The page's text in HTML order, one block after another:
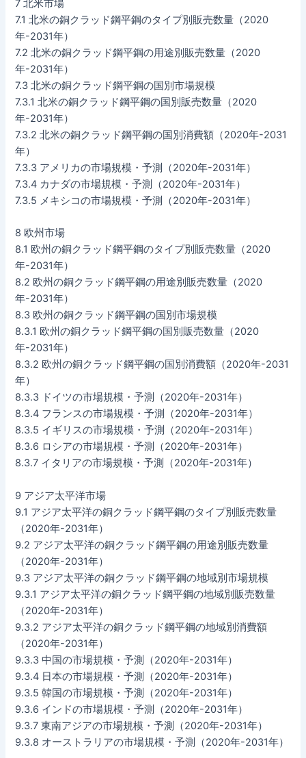
7 北米市場
7.1 北米の銅クラッド鋼平鋼のタイプ別販売数量（2020
年-2031年）
7.2 北米の銅クラッド鋼平鋼の用途別販売数量（2020
年-2031年）
7.3 北米の銅クラッド鋼平鋼の国別市場規模
7.3.1 北米の銅クラッド鋼平鋼の国別販売数量（2020
年-2031年）
7.3.2 北米の銅クラッド鋼平鋼の国別消費額（2020年-2031
年）
7.3.3 アメリカの市場規模・予測（2020年-2031年）
7.3.4 カナダの市場規模・予測（2020年-2031年）
7.3.5 メキシコの市場規模・予測（2020年-2031年）
8 欧州市場
8.1 欧州の銅クラッド鋼平鋼のタイプ別販売数量（2020
年-2031年）
8.2 欧州の銅クラッド鋼平鋼の用途別販売数量（2020
年-2031年）
8.3 欧州の銅クラッド鋼平鋼の国別市場規模
8.3.1 欧州の銅クラッド鋼平鋼の国別販売数量（2020
年-2031年）
8.3.2 欧州の銅クラッド鋼平鋼の国別消費額（2020年-2031
年）
8.3.3 ドイツの市場規模・予測（2020年-2031年）
8.3.4 フランスの市場規模・予測（2020年-2031年）
8.3.5 イギリスの市場規模・予測（2020年-2031年）
8.3.6 ロシアの市場規模・予測（2020年-2031年）
8.3.7 イタリアの市場規模・予測（2020年-2031年）
9 アジア太平洋市場
9.1 アジア太平洋の銅クラッド鋼平鋼のタイプ別販売数量
（2020年-2031年）
9.2 アジア太平洋の銅クラッド鋼平鋼の用途別販売数量
（2020年-2031年）
9.3 アジア太平洋の銅クラッド鋼平鋼の地域別市場規模
9.3.1 アジア太平洋の銅クラッド鋼平鋼の地域別販売数量
（2020年-2031年）
9.3.2 アジア太平洋の銅クラッド鋼平鋼の地域別消費額
（2020年-2031年）
9.3.3 中国の市場規模・予測（2020年-2031年）
9.3.4 日本の市場規模・予測（2020年-2031年）
9.3.5 韓国の市場規模・予測（2020年-2031年）
9.3.6 インドの市場規模・予測（2020年-2031年）
9.3.7 東南アジアの市場規模・予測（2020年-2031年）
9.3.8 オーストラリアの市場規模・予測（2020年-2031年）